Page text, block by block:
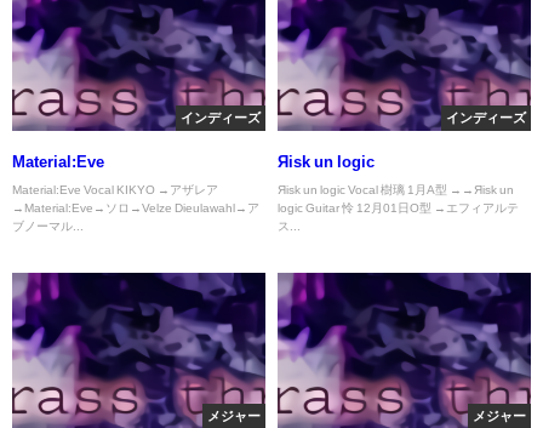
インディーズ
Material:Eve
Material:Eve Vocal KIKYO →アザレア
→Material:Eve→ソロ→Velze Dieulawahl→ア
ブノーマル...
インディーズ
Яisk un logic
Яisk un logic Vocal 樹璃 1月A型 →→Яisk un
logic Guitar 怜 12月01日O型 →エフィアルテ
ス...
メジャー メジャー